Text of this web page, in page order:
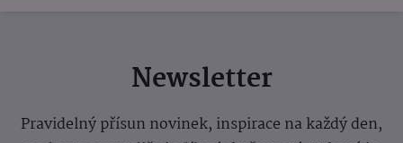
Newsletter
Pravidelný přísun novinek, inspirace na každý den,